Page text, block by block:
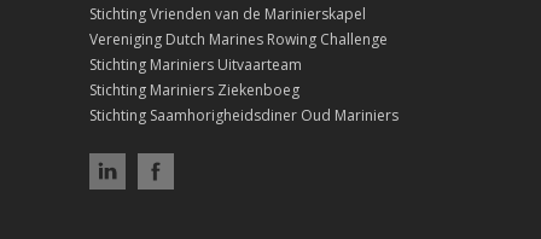
Stichting Vrienden van de Marinierskapel
Vereniging Dutch Marines Rowing Challenge
Stichting Mariniers Uitvaarteam
Stichting Mariniers Ziekenboeg
Stichting Saamhorigheidsdiner Oud Mariniers